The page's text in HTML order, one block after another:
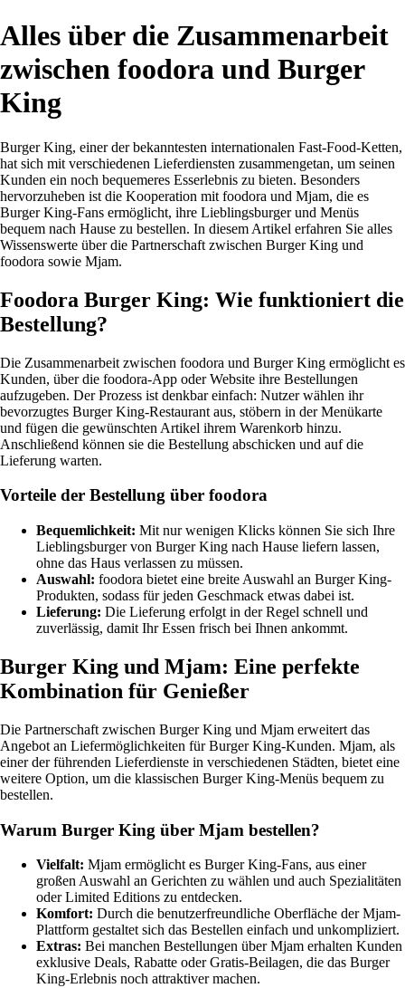
Alles über die Zusammenarbeit
zwischen foodora und Burger
King
Burger King, einer der bekanntesten internationalen Fast-Food-Ketten,
hat sich mit verschiedenen Lieferdiensten zusammengetan, um seinen
Kunden ein noch bequemeres Esserlebnis zu bieten. Besonders
hervorzuheben ist die Kooperation mit foodora und Mjam, die es
Burger King-Fans ermöglicht, ihre Lieblingsburger und Menüs
bequem nach Hause zu bestellen. In diesem Artikel erfahren Sie alles
Wissenswerte über die Partnerschaft zwischen Burger King und
foodora sowie Mjam.
Foodora Burger King: Wie funktioniert die
Bestellung?
Die Zusammenarbeit zwischen foodora und Burger King ermöglicht es
Kunden, über die foodora-App oder Website ihre Bestellungen
aufzugeben. Der Prozess ist denkbar einfach: Nutzer wählen ihr
bevorzugtes Burger King-Restaurant aus, stöbern in der Menükarte
und fügen die gewünschten Artikel ihrem Warenkorb hinzu.
Anschließend können sie die Bestellung abschicken und auf die
Lieferung warten.
Vorteile der Bestellung über foodora
Bequemlichkeit: Mit nur wenigen Klicks können Sie sich Ihre
Lieblingsburger von Burger King nach Hause liefern lassen,
ohne das Haus verlassen zu müssen.
Auswahl: foodora bietet eine breite Auswahl an Burger King-
Produkten, sodass für jeden Geschmack etwas dabei ist.
Lieferung: Die Lieferung erfolgt in der Regel schnell und
zuverlässig, damit Ihr Essen frisch bei Ihnen ankommt.
Burger King und Mjam: Eine perfekte
Kombination für Genießer
Die Partnerschaft zwischen Burger King und Mjam erweitert das
Angebot an Liefermöglichkeiten für Burger King-Kunden. Mjam, als
einer der führenden Lieferdienste in verschiedenen Städten, bietet eine
weitere Option, um die klassischen Burger King-Menüs bequem zu
bestellen.
Warum Burger King über Mjam bestellen?
Vielfalt: Mjam ermöglicht es Burger King-Fans, aus einer
großen Auswahl an Gerichten zu wählen und auch Spezialitäten
oder Limited Editions zu entdecken.
Komfort: Durch die benutzerfreundliche Oberfläche der Mjam-
Plattform gestaltet sich das Bestellen einfach und unkompliziert.
Extras: Bei manchen Bestellungen über Mjam erhalten Kunden
exklusive Deals, Rabatte oder Gratis-Beilagen, die das Burger
King-Erlebnis noch attraktiver machen.